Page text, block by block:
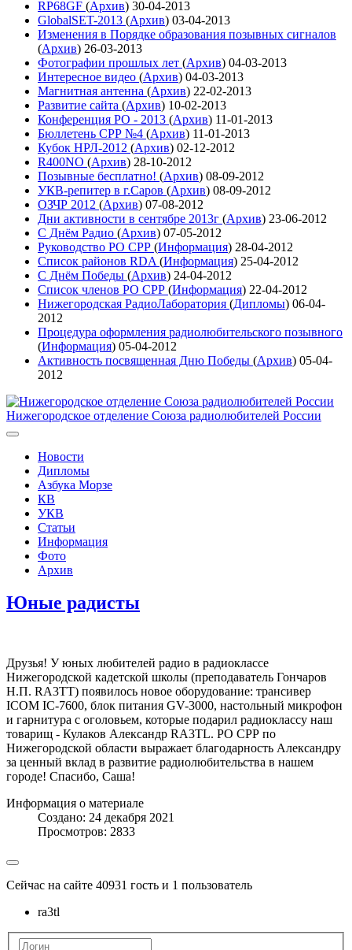
RP68GF (Архив) 30-04-2013
GlobalSET-2013 (Архив) 03-04-2013
Изменения в Порядке образования позывных сигналов
(Архив) 26-03-2013
Фотографии прошлых лет (Архив) 04-03-2013
Интересное видео (Архив) 04-03-2013
Магнитная антенна (Архив) 22-02-2013
Развитие сайта (Архив) 10-02-2013
Конференция РО - 2013 (Архив) 11-01-2013
Бюллетень СРР №4 (Архив) 11-01-2013
Кубок НРЛ-2012 (Архив) 02-12-2012
R400NO (Архив) 28-10-2012
Позывные бесплатно! (Архив) 08-09-2012
УКВ-репитер в г.Саров (Архив) 08-09-2012
ОЗЧР 2012 (Архив) 07-08-2012
Дни активности в сентябре 2013г (Архив) 23-06-2012
С Днём Радио (Архив) 07-05-2012
Руководство РО СРР (Информация) 28-04-2012
Список районов RDA (Информация) 25-04-2012
С Днём Победы (Архив) 24-04-2012
Список членов РО СРР (Информация) 22-04-2012
Нижегородская РадиоЛаборатория (Дипломы) 06-04-
2012
Процедура оформления радиолюбительского позывного
(Информация) 05-04-2012
Активность посвященная Дню Победы (Архив) 05-04-
2012
Нижегородское отделение Союза радиолюбителей России
Новости
Дипломы
Азбука Морзе
КВ
УКВ
Статьи
Информация
Фото
Архив
Юные радисты
Друзья! У юных любителей радио в радиоклассе
Нижегородской кадетской школы (преподаватель Гончаров
Н.П. RA3TT) появилось новое оборудование: трансивер
ICOM IC-7600, блок питания GV-3000, настольный микрофон
и гарнитура с оголовьем, которые подарил радиоклассу наш
товарищ - Кулаков Александр RA3TL. РО СРР по
Нижегородской области выражает благодарность Александру
за ценный вклад в развитие радиолюбительства в нашем
городе! Спасибо, Саша!
Информация о материале
Создано: 24 декабря 2021
Просмотров: 2833
Сейчас на сайте 40931 гость и 1 пользователь
ra3tl